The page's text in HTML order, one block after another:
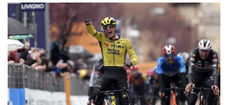
terakhir sebelum finis solo di puncak Frontignano. Penampilan
apik Ayuso semakin komplet karena ia sukses merebut posisi
pemimpin general classification (GC) dari tangan Filippo Ganna.